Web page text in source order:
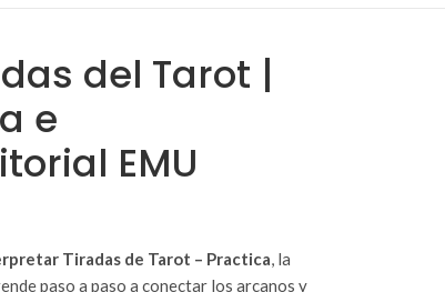
del Tarot |
e
EMU
Tiradas de Tarot – Practica, la
paso a paso a conectar los arcanos y